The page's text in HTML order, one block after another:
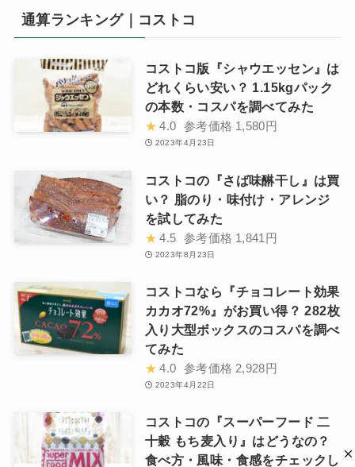
通算ランキング｜コストコ
コストコ版『シャウエッセン』は
どれくらい安い？ 1.15kgパック
の本数・コスパを調べてみた
★ 4.0 参考価格 1,580円
2023年4月23日
コストコの『さば味醂干し』は買
い？ 脂のり・味付け・アレンジ
を試してみた
★ 4.5 参考価格 1,841円
2023年8月23日
コストコなら『チョコレート効果
カカオ72%』がお買い得？ 282枚
入り大型ボックスのコスパを調べ
てみた
★ 4.0 参考価格 2,928円
2023年4月22日
コストコの『スーパーフード 二
十穀 もち麦入り』はどうなの？
食べ方・風味・食感をチェックし